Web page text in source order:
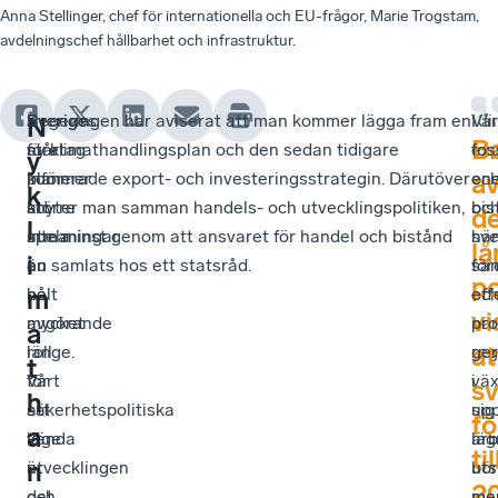
Anna Stellinger, chef för internationella och EU-frågor, Marie Trogstam,
avdelningschef hållbarhet och infrastruktur.
Sverige
står
inför
större
utmaningar
än
på
mycket
länge.
Vårt
säkerhetspolitiska
läge
är
Sveriges
företag
kommer
att
spela
en
helt
avgörande
roll
för
att
vända
utvecklingen
N
y
k
l
i
m
a
t
h
a
n
Regeringen har aviserat att man kommer lägga fram en
ny klimathandlingsplan och den sedan tidigare
planerade export- och investeringsstrategin. Därutöver
knyter man samman handels- och utvecklingspolitiken,
inte minst genom att ansvaret för handel och bistånd
nu samlats hos ett statsråd.
när
bör
ger
i
sig